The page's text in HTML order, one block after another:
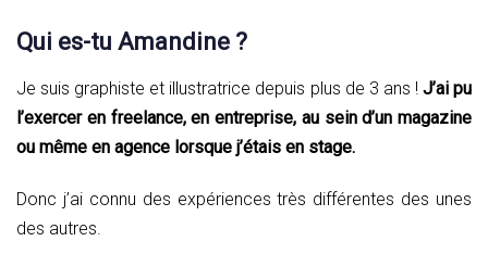
Qui es-tu Amandine ?
Je suis graphiste et illustratrice depuis plus de 3 ans ! J’ai pu
l’exercer en freelance, en entreprise, au sein d’un magazine
ou même en agence lorsque j’étais en stage.
Donc j’ai connu des expériences très différentes des unes
des autres.